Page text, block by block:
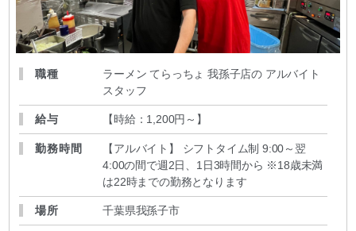
職種
ラーメン てらっちょ 我孫子店の アルバイト
スタッフ
給与 【時給：1,200円～ 】
勤務時間
【アルバイト】 シフトタイム制 9:00～翌
4:00の間で週2日、1日3時間から ※18歳未満
は22時までの勤務となります
場所 千葉県我孫子市